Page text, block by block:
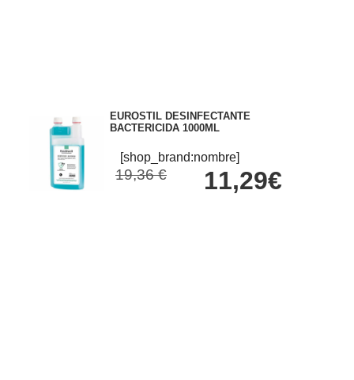
EUROSTIL DESINFECTANTE
BACTERICIDA 1000ML
[shop_brand:nombre]
19,36 € 11,29€